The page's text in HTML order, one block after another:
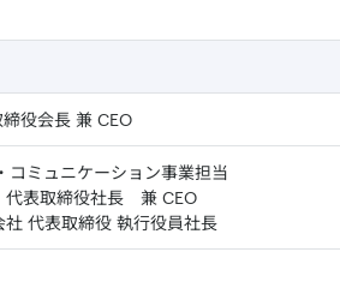
役会長 兼 CEO
ミュニケーション事業担当
代表取締役社長 兼 CEO
代表取締役 執行役員社長